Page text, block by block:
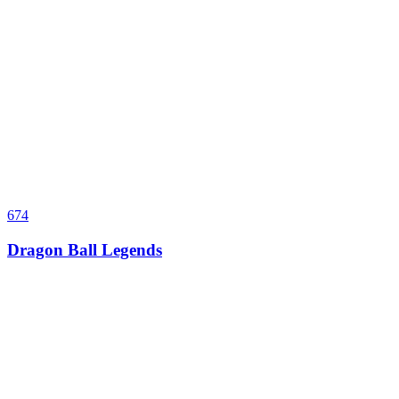
674
Dragon Ball Legends